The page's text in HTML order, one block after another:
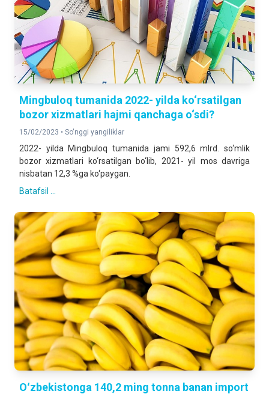
Mingbuloq tumanida 2022- yilda ko‘rsatilgan
bozor xizmatlari hajmi qanchaga o‘sdi?
15/02/2023 • So'nggi yangiliklar
2022- yilda Mingbuloq tumanida jami 592,6 mlrd. so‘mlik
bozor xizmatlari ko‘rsatilgan bo‘lib, 2021- yil mos davriga
nisbatan 12,3 %ga ko‘paygan.
Batafsil ...
Oʻzbekistonga 140,2 ming tonna banan import